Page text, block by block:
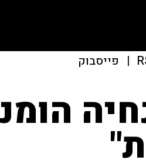
| פייסבוק